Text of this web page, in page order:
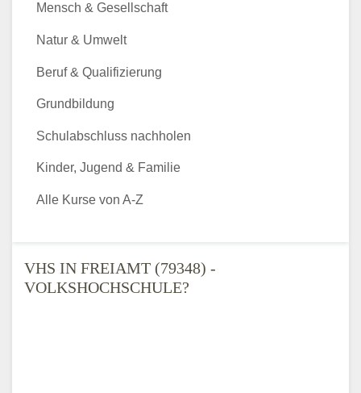
VHS IN FREIAMT (79348) -
VOLKSHOCHSCHULE?
Mensch & Gesellschaft
Natur & Umwelt
Beruf & Qualifizierung
Grundbildung
Schulabschluss nachholen
Kinder, Jugend & Familie
Alle Kurse von A-Z